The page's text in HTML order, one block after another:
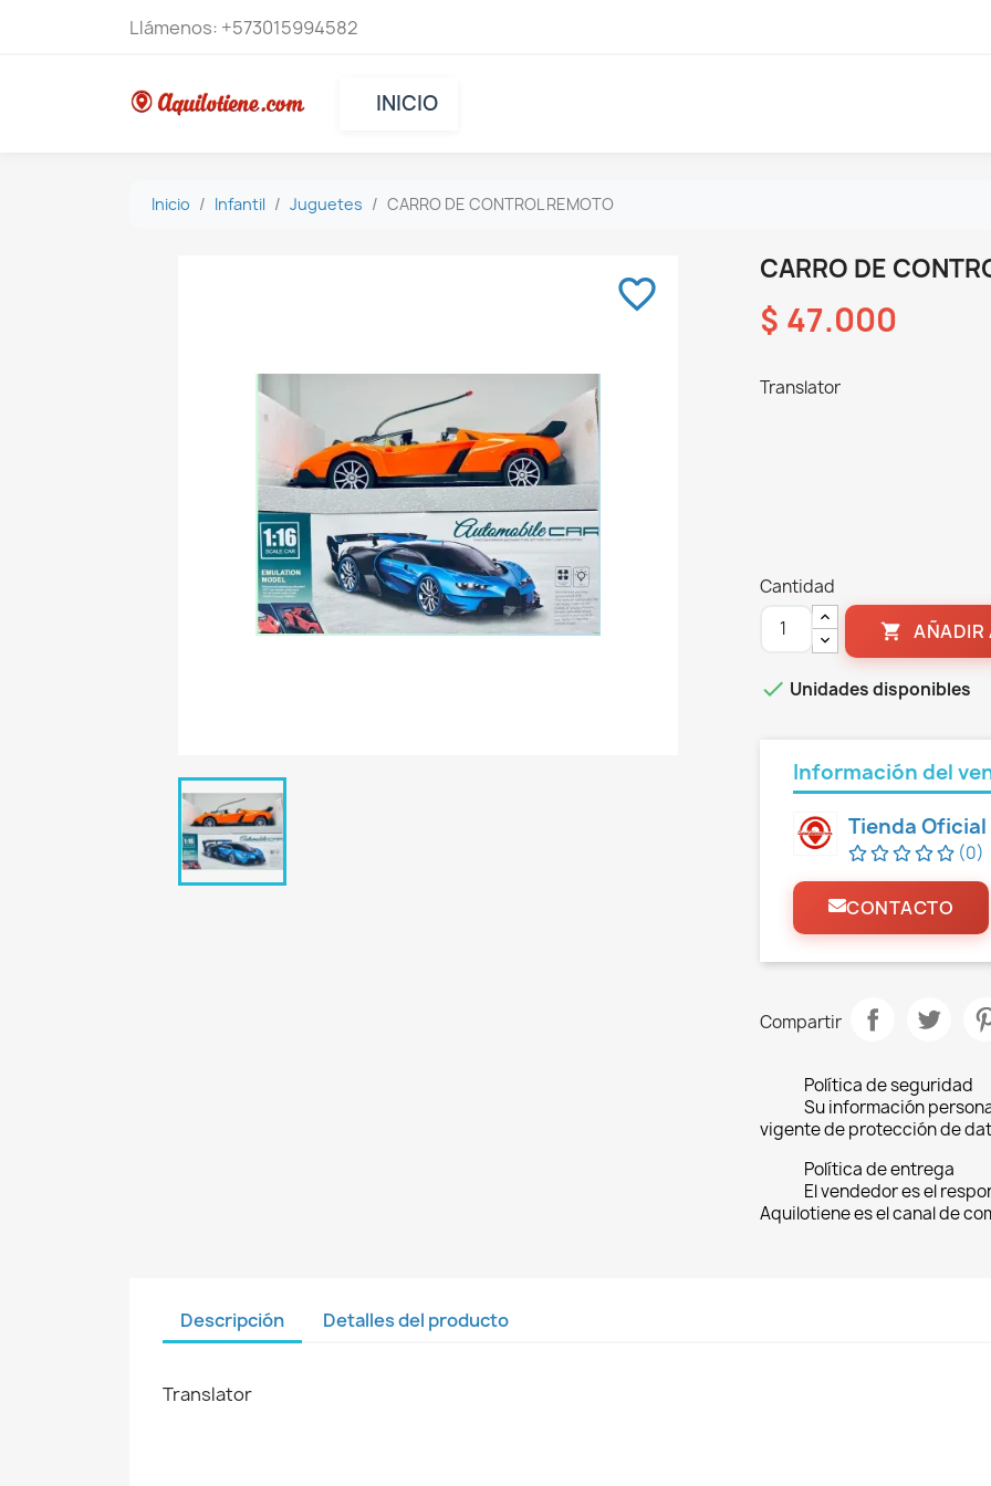
Llámenos: +573015994582
INICIO
Inicio Infantil Juguetes CARRO DE CONTROL REMOTO
favorite_border
CARRO DE
$ 47.000
Translator
Cantidad
 AÑADIR
 Unidades disponibles
Información del
Tienda
(0)
CONTACTO
Compartir
Política de seguridad
Su información
vigente de protección de
Política de entrega
El vendedor es el
Aquilotiene es el canal de
Descripción Detalles del producto
Translator